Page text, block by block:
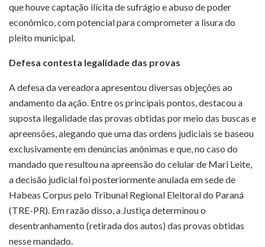
que houve captação ilícita de sufrágio e abuso de poder
econômico, com potencial para comprometer a lisura do
pleito municipal.
Defesa contesta legalidade das provas
A defesa da vereadora apresentou diversas objeções ao
andamento da ação. Entre os principais pontos, destacou a
suposta ilegalidade das provas obtidas por meio das buscas e
apreensões, alegando que uma das ordens judiciais se baseou
exclusivamente em denúncias anônimas e que, no caso do
mandado que resultou na apreensão do celular de Mari Leite,
a decisão judicial foi posteriormente anulada em sede de
Habeas Corpus pelo Tribunal Regional Eleitoral do Paraná
(TRE-PR). Em razão disso, a Justiça determinou o
desentranhamento (retirada dos autos) das provas obtidas
nesse mandado.